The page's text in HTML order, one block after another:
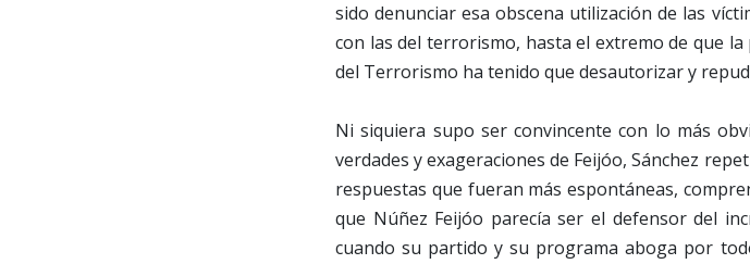
sido denunciar esa obscena utilización de las
con las del terrorismo, hasta el extremo de que
del Terrorismo ha tenido que desautorizar y
Ni siquiera supo ser convincente con lo más
verdades y exageraciones de Feijóo, Sánchez
respuestas que fueran más espontáneas,
que Núñez Feijóo parecía ser el defensor del
cuando su partido y su programa aboga por